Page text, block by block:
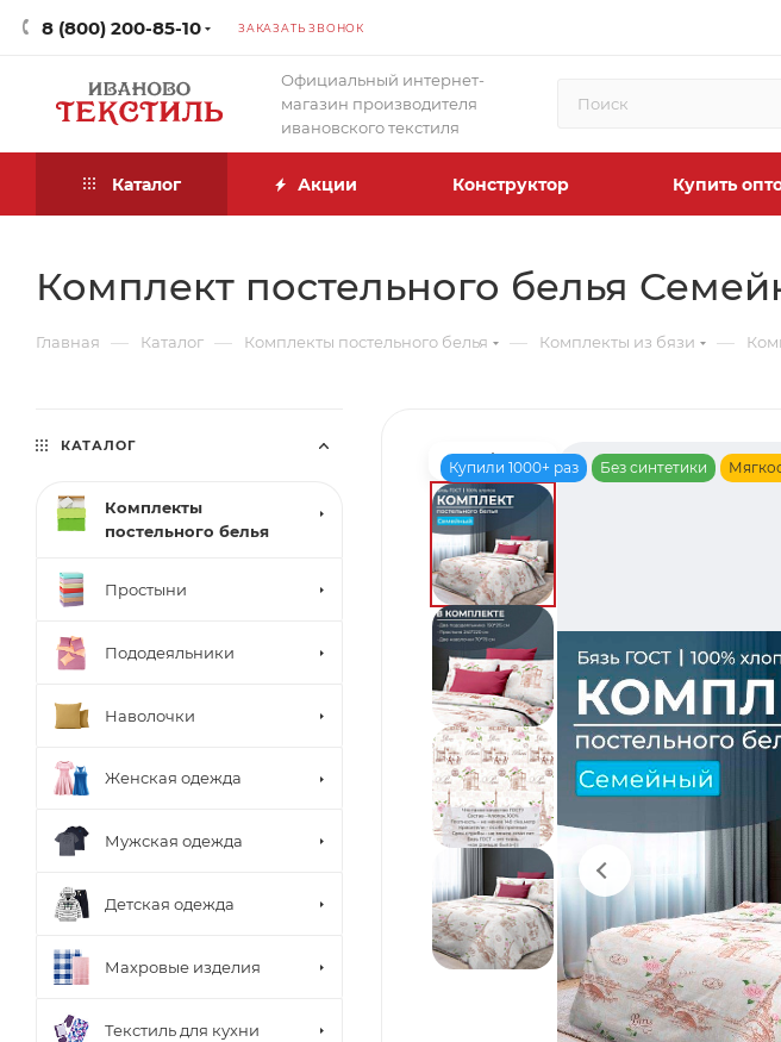
8 (800) 200-85-10 ЗАКАЗАТЬ ЗВОНОК
Официальный интернет-
магазин производителя
ивановского текстиля
Каталог Акции Конструктор Купить
Комплект постельного белья
Главная — Каталог — Комплекты постельного белья — Комплекты из бязи —
Купили 1000+ раз Без синтетики
КАТАЛОГ
Комплекты
постельного белья
Простыни
Пододеяльники
Наволочки
Женская одежда
Мужская одежда
Детская одежда
Махровые изделия
Текстиль для кухни